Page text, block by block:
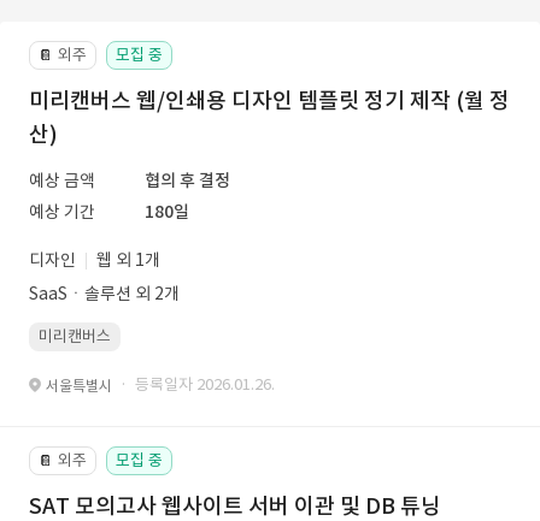
📔 외주 모집 중
미리캔버스 웹/인쇄용 디자인 템플릿 정기 제작 (월 정
산)
예상 금액
협의 후 결정
예상 기간
180일
디자인
웹 외 1개
SaaSㆍ솔루션 외 2개
미리캔버스
서울특별시 · 등록일자 2026.01.26.
📔 외주 모집 중
SAT 모의고사 웹사이트 서버 이관 및 DB 튜닝